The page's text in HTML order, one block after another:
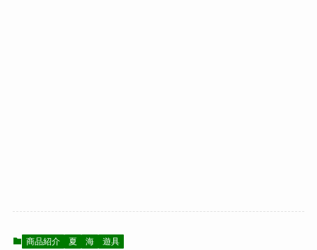
商品紹介 夏 海 遊具